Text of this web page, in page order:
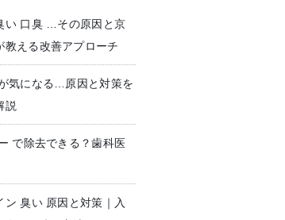
予防歯科・クリーニング
い 口臭 …その原因と京
教える改善アプローチ
気になる…原因と対策を
説
で除去できる？歯科医
ン 臭い 原因と対策｜入